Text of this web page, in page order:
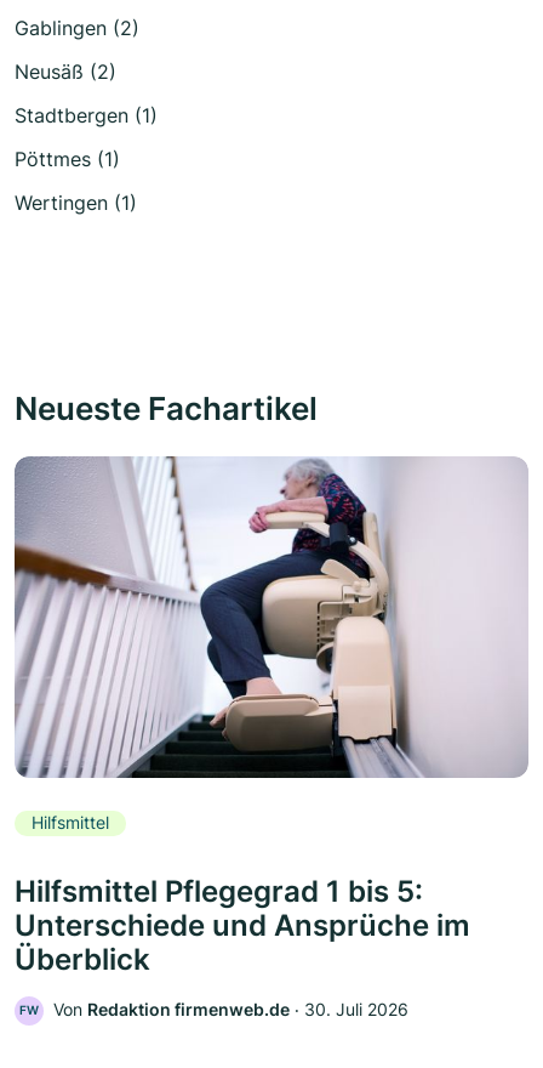
Gablingen (2)
Neusäß (2)
Stadtbergen (1)
Pöttmes (1)
Wertingen (1)
Neueste Fachartikel
Hilfsmittel
Hilfsmittel Pflegegrad 1 bis 5:
Unterschiede und Ansprüche im
Überblick
FW Von Redaktion firmenweb.de ‧ 30. Juli 2026